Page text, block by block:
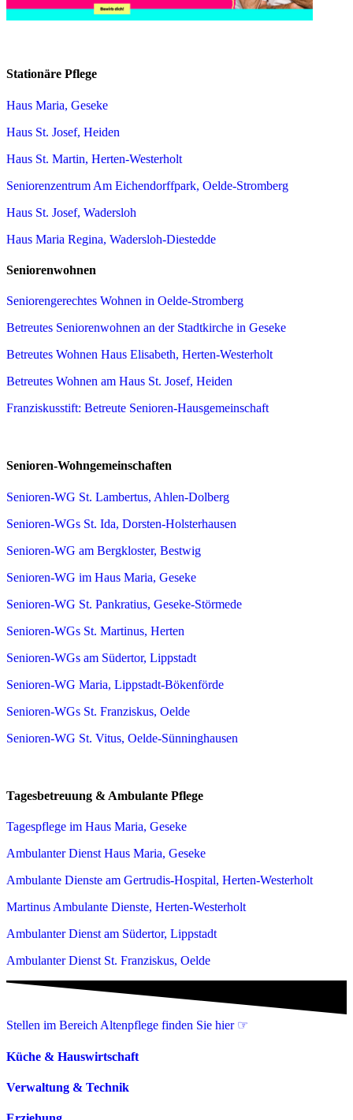
Stationäre Pflege
Haus Maria, Geseke
Haus St. Josef, Heiden
Haus St. Martin, Herten-Westerholt
Seniorenzentrum Am Eichendorffpark, Oelde-Stromberg
Haus St. Josef, Wadersloh
Haus Maria Regina, Wadersloh-Diestedde
Seniorenwohnen
Seniorengerechtes Wohnen in Oelde-Stromberg
Betreutes Seniorenwohnen an der Stadtkirche in Geseke
Betreutes Wohnen Haus Elisabeth, Herten-Westerholt
Betreutes Wohnen am Haus St. Josef, Heiden
Franziskusstift: Betreute Senioren-Hausgemeinschaft
Senioren-Wohngemeinschaften
Senioren-WG St. Lambertus, Ahlen-Dolberg
Senioren-WGs St. Ida, Dorsten-Holsterhausen
Senioren-WG am Bergkloster, Bestwig
Senioren-WG im Haus Maria, Geseke
Senioren-WG St. Pankratius, Geseke-Störmede
Senioren-WGs St. Martinus, Herten
Senioren-WGs am Südertor, Lippstadt
Senioren-WG Maria, Lippstadt-Bökenförde
Senioren-WGs St. Franziskus, Oelde
Senioren-WG St. Vitus, Oelde-Sünninghausen
Tagesbetreuung & Ambulante Pflege
Tagespflege im Haus Maria, Geseke
Ambulanter Dienst Haus Maria, Geseke
Ambulante Dienste am Gertrudis-Hospital, Herten-Westerholt
Martinus Ambulante Dienste, Herten-Westerholt
Ambulanter Dienst am Südertor, Lippstadt
Ambulanter Dienst St. Franziskus, Oelde
Stellen im Bereich Altenpflege finden Sie hier ☞
Küche & Hauswirtschaft
Verwaltung & Technik